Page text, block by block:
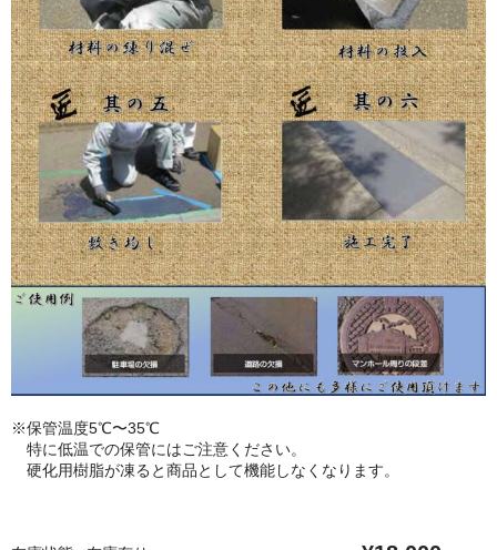
※保管温度5℃〜35℃
特に低温での保管にはご注意ください。
硬化用樹脂が凍ると商品として機能しなくなります。